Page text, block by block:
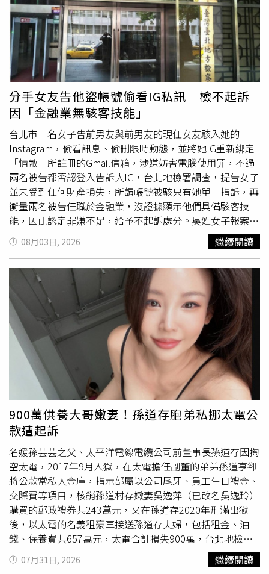
爭議從網路一路延燒至司法戰場。楊植斗表示，稍早綠營人
士告發蔣萬安深偽，還說「公眾人物搞深偽影音應受檢
視」，講得正義凜然，但卻視黃偉哲和王定宇這對抓耙仔2
人組的深偽惡行於無物。陳冠安則指出，民進黨創黨元老鄭
南榕當年主張「百分之百言論自由」，如今卻動輒以司法對
付不同意見，從「百分之百言論自由」走到外界譏諷的「清
德宗，朕難容」，令人感到十分諷刺。
分手女友告他盜帳號偷看IG私訊 檢不起訴
因「金融業無駭客技能」
台北市一名女子告前男友與前男友的現任女友駭入她的
Instagram，偷看訊息、偷刪限時動態，並將她IG重新綁定
「情敵」所註冊的Gmail信箱，涉嫌妨害電腦使用罪，不過
兩名被告都否認登入告訴人IG，台北地檢署調查，提告女子
並未受到任何財產損失，所謂帳號被駭只有她單一指訴，再
衡量兩名被告任職於金融業，沒證據顯示他們具備駭客技
能，因此認定罪嫌不足，給予不起訴處分。吳姓女子報案主
張，IG從去年11月起常發生她還沒看訊息卻顯示已讀的狀
態，還有部分限動在她不知情的狀況下消失，她發現IG被綁
定一個陌生電郵「○○○○68@gmail.com」，查詢許姓前
男友的IG粉絲與追蹤名單，確實有一名用戶的名稱是
○○○○68，前男友也對她坦承○○○○68是勾姓現任女
友。吳姓女子懷疑，大部分未經允許登入IG的位置都顯示在
台中，她跟台中唯一的淵源只有前男友，因此認為許姓男子
與勾姓女子駭入她IG更改設定，涉犯無故變更他人電磁紀錄
罪。 北檢
傳喚許姓男子與勾姓女子，兩人確實交往中，
○○○○68是勾姓女子的IG帳號，但她否認用相同的帳號名
稱去註冊Gmail信箱，也未登入吳姓女子IG。檢方指出，現
在網路犯罪極為猖獗，個人社群遭別人登入已非難以想像之
事，不能因為相關資訊連結到被告的帳號，就推論一定是被
告盜帳號，何況吳姓女子自己都說，已改過很多次密碼、開
啟IG雙重認證，依然持續收到非本人登入的通知，由於許姓
男子和勾姓女子都從事金融證券業，依據現有證據，無從認
定兩人具有破解密碼、破解雙重認證的專業技能，無法排除
駭客其實是其他人的可能性。至於吳姓女子指稱前男友和現
任女友偷讀訊息並刪除限動，這部分並未提供相關證據，只
有她IG帳號顯示被人試圖登入的警告訊息截圖，所以同樣不
能推斷兩名被告有偷看、偷刪。綁定告訴人IG的○○○○
68@gmail.com ，究竟是不是勾姓女子使用？檢察官認為，
並非每件案子都要不分輕重緩急向Google調取電子信箱用
戶資料，應視案情而定，審酌告訴人並未受到實際財損，加
08月03日, 2026 繼續閱讀
900萬供養大哥嫩妻！孫道存胞弟私挪太電公
款遭起訴
名媛孫芸芸之父、太平洋電線電纜公司前董事長孫道存因掏
空太電，2017年9月入獄，在太電擔任副董的弟弟孫道亨卻
將公款當私人金庫，指示部屬以公司尾牙、員工生日禮金、
交際費等項目，核銷孫道村存嫩妻吳逸萍（已改名吳逸玲）
購買的郵政禮券共243萬元，又在孫道存2020年刑滿出獄
後，以太電的名義租豪車接送孫道存夫婦，包括租金、油
錢、保養費共657萬元，太電合計損失900萬，台北地檢署
今日偵結，以證交法的特別背信罪起訴孫道亨和時任太電協
理林世章。孫道存共有三段婚姻，孫芸芸是他和第二任妻子
07月31日, 2026 繼續閱讀